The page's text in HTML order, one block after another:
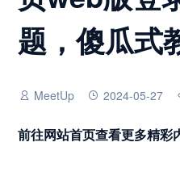
题，傻瓜式
MeetUp 2024-05-27
前往网站首页查看更多精彩